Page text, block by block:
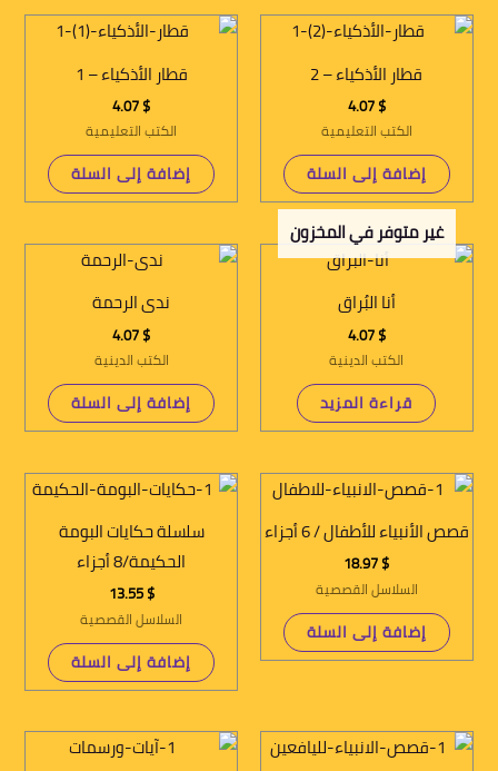
قطار الأذكياء – 2
$
4.07
الكتب التعليمية
إضافة إلى السلة
قطار الأذكياء – 1
$
الكتب التعليمية
إضافة إلى السلة
غير متوفر في المخزون
أنا البُراق
$
4.07
الكتب الدينية
قراءة المزيد
ندى الرحمة
$
الكتب الدينية
إضافة إلى السلة
قصص الأنبياء للأطفال / 6 أجزاء
$
السلاسل القصصية
إضافة إلى السلة
سلسلة حكايات البومة
الحكيمة/8 أجزاء
$
13.55
السلاسل القصصية
إضافة إلى السلة